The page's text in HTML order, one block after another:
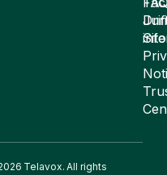
Telavox. All rights